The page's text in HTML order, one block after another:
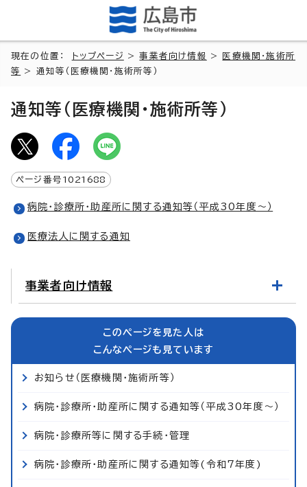
現在の位置： トップページ >事業者向け情報 >
医療機関・施術所
等
> 通知等（医療機関・施術所等）
通知等（医療機関・施術所等）
ページ番号 1021688
病院・診療所・助産所に関する通知等（平成30年度～）
医療法人に関する通知
事業者向け情報
このページを見た人は
こんなページも見ています
お知らせ（医療機関・施術所等）
病院・診療所・助産所に関する通知等（平成30年度～）
病院・診療所等に関する手続・管理
病院・診療所・助産所に関する通知等(令和7年度)